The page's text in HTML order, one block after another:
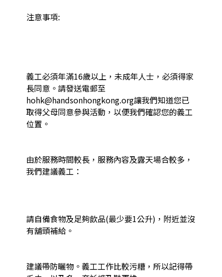
注意事項:
義工必須年滿16歲以上，未成年人士，必須得家
長同意。請發送電郵至
hohk@handsonhongkong.org讓我們知道您已
取得父母同意參與活動，以便我們確認您的義工
位置。
由於服務時間較長，服務內容及露天場合較多，
我們建議義工：
請自備食物及足夠飲品(最少要1公升)，附近並沒
有舖頭補給。
建議帶防曬物。義工工作比較污糟，所以記得帶